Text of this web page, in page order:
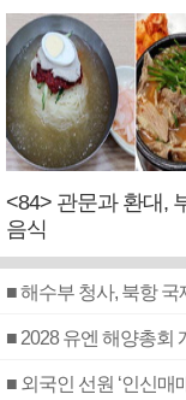
<84> 관문과 환대,
음식
■ 해수부 청사, 북항
■ 2028 유엔 해양총회
■ 외국인 선원 ‘인신